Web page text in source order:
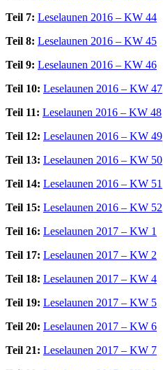
Teil 7: Leselaunen 2016 – KW 44
Teil 8: Leselaunen 2016 – KW 45
Teil 9: Leselaunen 2016 – KW 46
Teil 10: Leselaunen 2016 – KW 47
Teil 11: Leselaunen 2016 – KW 48
Teil 12: Leselaunen 2016 – KW 49
Teil 13: Leselaunen 2016 – KW 50
Teil 14: Leselaunen 2016 – KW 51
Teil 15: Leselaunen 2016 – KW 52
Teil 16: Leselaunen 2017 – KW 1
Teil 17: Leselaunen 2017 – KW 2
Teil 18: Leselaunen 2017 – KW 4
Teil 19: Leselaunen 2017 – KW 5
Teil 20: Leselaunen 2017 – KW 6
Teil 21: Leselaunen 2017 – KW 7